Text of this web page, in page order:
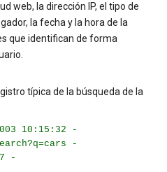
web, la dirección IP, el tipo de
la fecha y la hora de la
que identifican de forma
típica de la búsqueda de la
10:15:32 -
-
-